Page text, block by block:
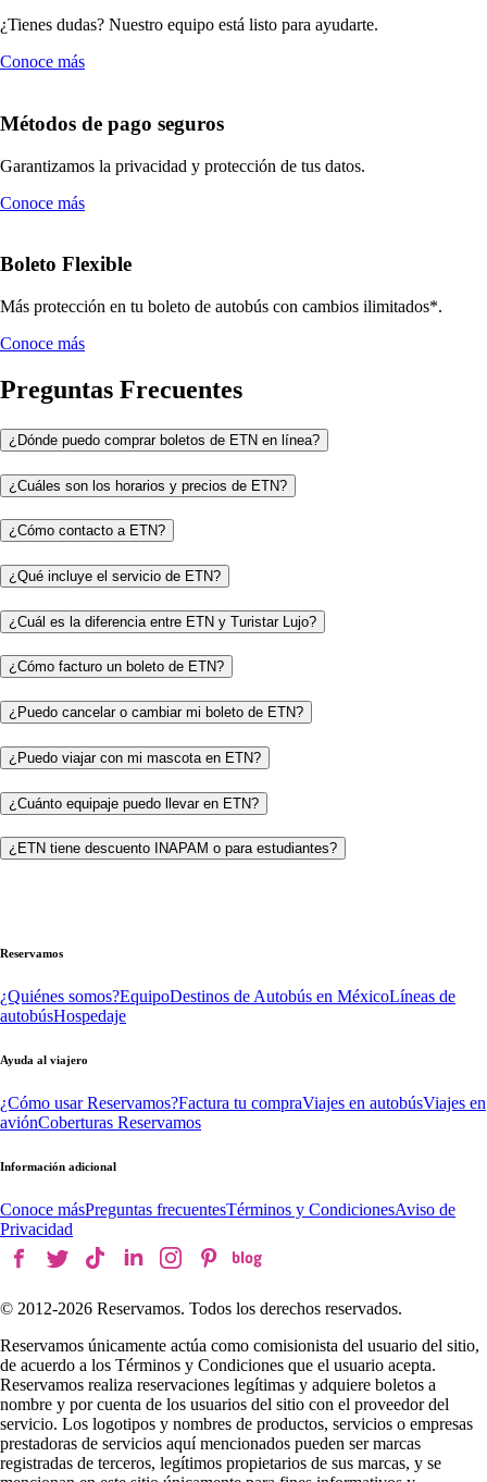
¿Tienes dudas? Nuestro equipo está listo para ayudarte.
Conoce más
Métodos de pago seguros
Garantizamos la privacidad y protección de tus datos.
Conoce más
Boleto Flexible
Más protección en tu boleto de autobús con cambios ilimitados*.
Conoce más
Preguntas Frecuentes
¿Dónde puedo comprar boletos de ETN en línea?
¿Cuáles son los horarios y precios de ETN?
¿Cómo contacto a ETN?
¿Qué incluye el servicio de ETN?
¿Cuál es la diferencia entre ETN y Turistar Lujo?
¿Cómo facturo un boleto de ETN?
¿Puedo cancelar o cambiar mi boleto de ETN?
¿Puedo viajar con mi mascota en ETN?
¿Cuánto equipaje puedo llevar en ETN?
¿ETN tiene descuento INAPAM o para estudiantes?
Reservamos
¿Quiénes somos?EquipoDestinos de Autobús en MéxicoLíneas de
autobúsHospedaje
Ayuda al viajero
¿Cómo usar Reservamos?Factura tu compraViajes en autobúsViajes en
aviónCoberturas Reservamos
Información adicional
Conoce másPreguntas frecuentesTérminos y CondicionesAviso de
Privacidad
© 2012-2026 Reservamos. Todos los derechos reservados.
Reservamos únicamente actúa como comisionista del usuario del sitio,
de acuerdo a los Términos y Condiciones que el usuario acepta.
Reservamos realiza reservaciones legítimas y adquiere boletos a
nombre y por cuenta de los usuarios del sitio con el proveedor del
servicio. Los logotipos y nombres de productos, servicios o empresas
prestadoras de servicios aquí mencionados pueden ser marcas
registradas de terceros, legítimos propietarios de sus marcas, y se